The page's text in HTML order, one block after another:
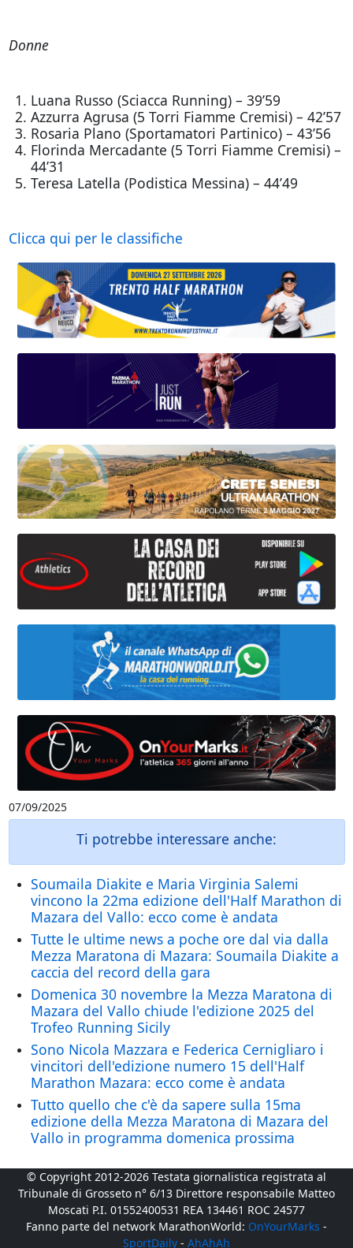
Donne
Luana Russo (Sciacca Running) – 39’59
Azzurra Agrusa (5 Torri Fiamme Cremisi) – 42’57
Rosaria Plano (Sportamatori Partinico) – 43’56
Florinda Mercadante (5 Torri Fiamme Cremisi) –
44’31
Teresa Latella (Podistica Messina) – 44’49
Clicca qui per le classifiche
07/09/2025
Ti potrebbe interessare anche:
Soumaila Diakite e Maria Virginia Salemi
vincono la 22ma edizione dell'Half Marathon di
Mazara del Vallo: ecco come è andata
Tutte le ultime news a poche ore dal via dalla
Mezza Maratona di Mazara: Soumaila Diakite a
caccia del record della gara
Domenica 30 novembre la Mezza Maratona di
Mazara del Vallo chiude l'edizione 2025 del
Trofeo Running Sicily
Sono Nicola Mazzara e Federica Cernigliaro i
vincitori dell'edizione numero 15 dell'Half
Marathon Mazara: ecco come è andata
Tutto quello che c'è da sapere sulla 15ma
edizione della Mezza Maratona di Mazara del
Vallo in programma domenica prossima
© Copyright 2012-2026 Testata giornalistica registrata al
Tribunale di Grosseto n° 6/13 Direttore responsabile Matteo
Moscati P.I. 01552400531 REA 134461 ROC 24577
Fanno parte del network MarathonWorld: OnYourMarks -
SportDaily - AhAhAh